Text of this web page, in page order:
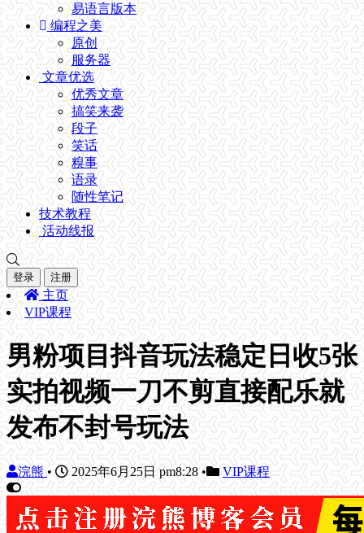
易语言版本
编程之美
原创
服务器
文章优选
优秀文章
搞笑来袭
段子
笑话
糗事
语录
随性笔记
技术教程
活动线报
登录 注册
主页
VIP课程
男粉项目抖音玩法稳定日收5张
实拍视频一刀不剪直接配乐就
发布不封号玩法
浣熊• 2025年6月25日 pm8:28• VIP课程